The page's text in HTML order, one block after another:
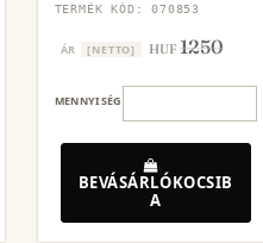
TERMÉK KÓD: 070853
ÁR [NETTO] HUF1250
MENNYISÉG
BEVÁSÁRLÓKOCSIB
A